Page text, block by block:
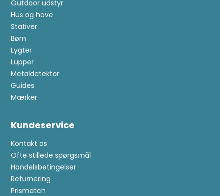
Outdoor udstyr
Hus og have
Stativer
Børn
Lygter
Lupper
Metaldetektor
Guides
Mærker
Kundeservice
Kontakt os
Ofte stillede spørgsmål
Handelsbetingelser
Returnering
Prismatch